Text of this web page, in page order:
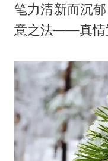
笔力清新而沉
意之法——真情